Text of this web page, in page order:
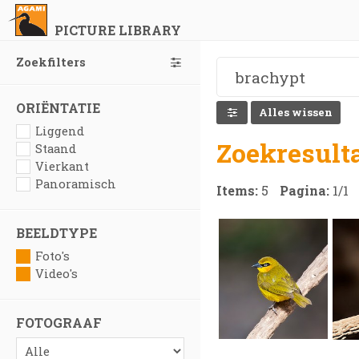
PICTURE LIBRARY
Zoekfilters
ORIËNTATIE
Liggend
Staand
Vierkant
Panoramisch
BEELDTYPE
Foto's
Video's
FOTOGRAAF
Alles wissen
Items: 5 Pagina: 1/1